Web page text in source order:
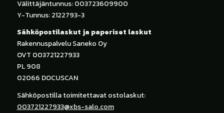
Välittäjäntunnus: 003723609900
Y-Tunnus: 2122793-3
Sähköpostilaskut ja paperiset laskut
Rakennuspalvelu Saneko Oy
OVT 003721227933
PL 908
02066 DOCUSCAN
Sähköpostilla toimitettavat ostolaskut:
003721227933@xbs-salo.com